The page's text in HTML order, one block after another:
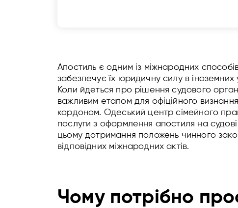
Апостиль є одним із міжнародних
забезпечує їх юридичну силу в іноземних
Коли йдеться про рішення судового
важливим етапом для офіційного
кордоном. Одеський центр сімейного
послуги з оформлення апостиля на
цьому дотримання положень чинного
відповідних міжнародних актів.
Чому потрібно